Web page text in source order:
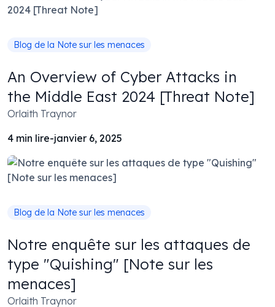
Blog de la Note sur les menaces
An Overview of Cyber Attacks in
the Middle East 2024 [Threat Note]
Orlaith Traynor
4 min lire-janvier 6, 2025
Blog de la Note sur les menaces
Notre enquête sur les attaques de
type "Quishing" [Note sur les
menaces]
Orlaith Traynor